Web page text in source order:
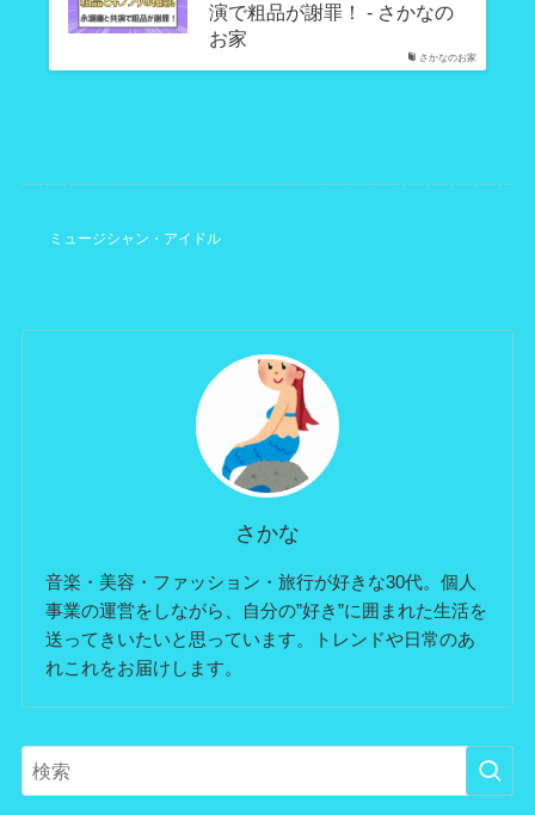
さかなのお家
演で粗品が謝罪！ - さかなの
お家
ミュージシャン・アイドル
さかな
音楽・美容・ファッション・旅行が好きな30代。個人
事業の運営をしながら、自分の”好き”に囲まれた生活を
送ってきいたいと思っています。トレンドや日常のあ
れこれをお届けします。